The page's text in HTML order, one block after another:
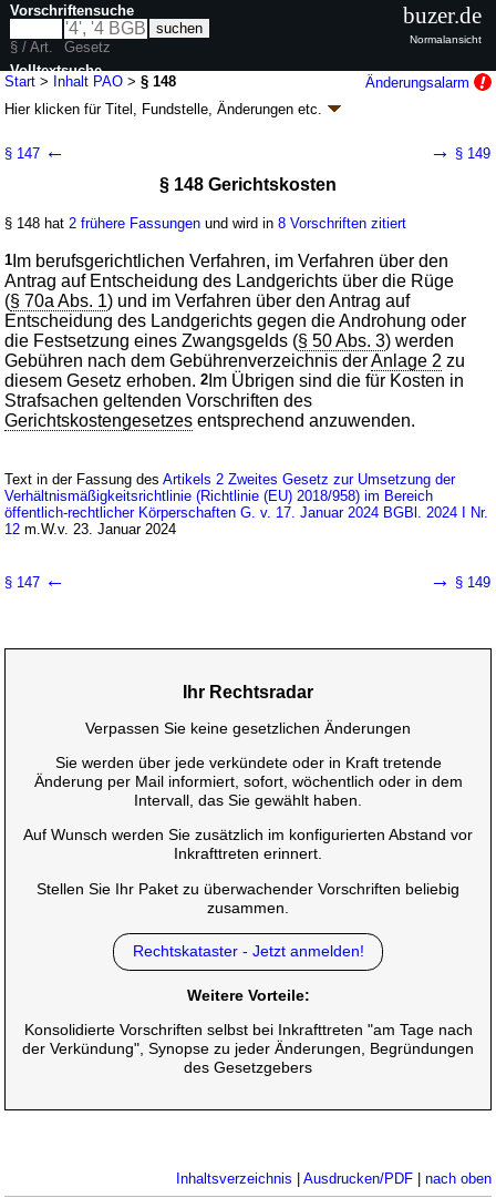
Start > Inhalt PAO >§ 148
Änderungsalarm
Hier klicken fürTitel, Fundstelle, Änderungen etc.
BGBl. 2026 I Nr. 197
47 weitere Fassungen | wird in 145 Vorschriften zitiert
Achter Teil Kosten in Patentanwaltssachen
Dritter Abschnitt Kosten im berufsgerichtlichen
Verfahren und im Verfahren bei Anträgen auf
Entscheidung des Landgerichts
§ 147 ← → § 149
§ 148 Gerichtskosten
§ 148 hat 2 frühere Fassungen und wird in8 Vorschriften zitiert
1 Im berufsgerichtlichen Verfahren, im Verfahren über den
Antrag auf Entscheidung des Landgerichts über die Rüge
(§ 70a Abs. 1) und im Verfahren über den Antrag auf
Entscheidung des Landgerichts gegen die Androhung oder
die Festsetzung eines Zwangsgelds (§ 50 Abs. 3) werden
Gebühren nach dem Gebührenverzeichnis derAnlage 2 zu
diesem Gesetz erhoben.2 Im Übrigen sind die für Kosten in
Strafsachen geltenden Vorschriften des
Gerichtskostengesetzes entsprechend anzuwenden.
Text in der Fassung desArtikels 2 Zweites Gesetz zur Umsetzung der
Verhältnismäßigkeitsrichtlinie (Richtlinie (EU) 2018/958) im Bereich
öffentlich-rechtlicher Körperschaften G. v. 17. Januar 2024 BGBl. 2024 I Nr.
12 m.W.v. 23. Januar 2024
§ 147 ← → § 149
Ihr Rechtsradar
Verpassen Sie keine gesetzlichen Änderungen
Sie werden über jede verkündete oder in Kraft tretende
Änderung per Mail informiert, sofort, wöchentlich oder in dem
Intervall, das Sie gewählt haben.
Auf Wunsch werden Sie zusätzlich im konfigurierten Abstand vor
Inkrafttreten erinnert.
Stellen Sie Ihr Paket zu überwachender Vorschriften beliebig
zusammen.
Rechtskataster - Jetzt anmelden!
Weitere Vorteile:
Konsolidierte Vorschriften selbst bei Inkrafttreten "am Tage nach
der Verkündung", Synopse zu jeder Änderungen, Begründungen
des Gesetzgebers
Inhaltsverzeichnis Ausdrucken/PDF| nach oben
Vorschriftensuche
§ / Art.
Gesetz
Volltextsuche
nur in PAO
buzer.de
Normalansicht